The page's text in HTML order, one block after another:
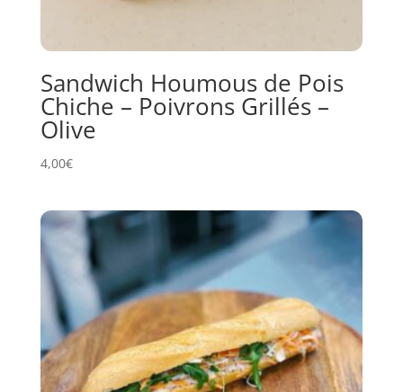
Sandwich Houmous de Pois
Chiche – Poivrons Grillés –
Olive
4,00€